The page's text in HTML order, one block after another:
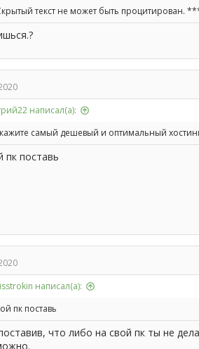
текст не может быть процитирован.
написал(а):
самый дешевый и оптимальный
пк поставь
написал(а):
пк поставь
что либо на свой пк ты не